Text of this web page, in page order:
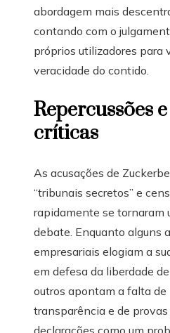
abordagem mais
contando com o
próprios utilizadores para
veracidade do contido.
Repercussões e
críticas
As acusações de
“tribunais secretos” e
rapidamente se tornaram
debate. Enquanto alguns
empresariais elogiam a
em defesa da liberdade
outros apontam a falta de
transparência e de provas